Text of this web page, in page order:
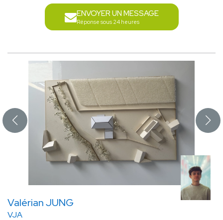
ENVOYER UN MESSAGE
Réponse sous 24 heures
Valérian JUNG
VJA